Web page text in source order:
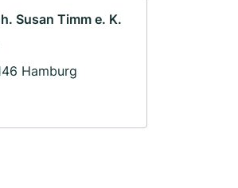
Susan Timm e. K.
Hamburg